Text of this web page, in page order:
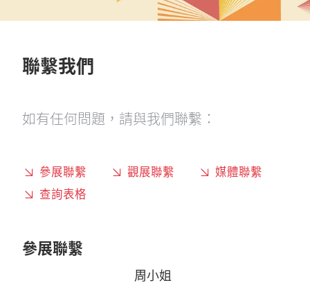
聯繫我們
如有任何問題，請與我們聯繫：
參展聯繫 觀展聯繫
媒體聯繫
查詢表格
參展聯繫
周小姐